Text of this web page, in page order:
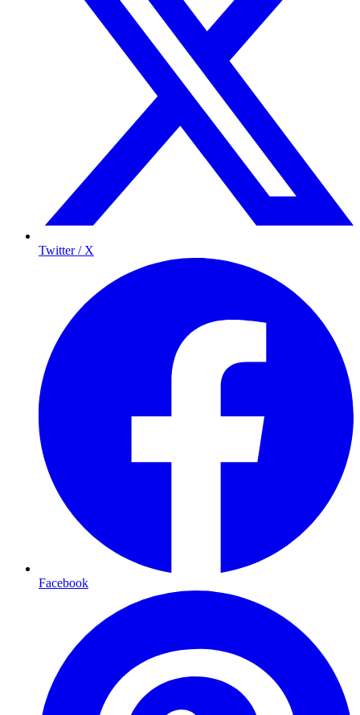
Twitter / X
Facebook